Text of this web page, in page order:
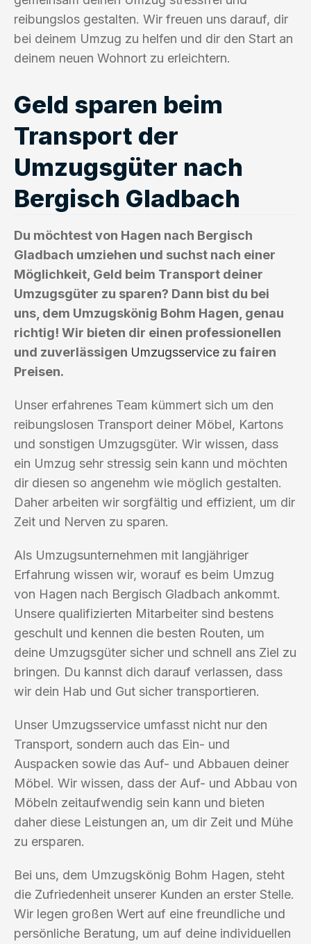
reibungslos gestalten. Wir freuen uns darauf, dir
bei deinem Umzug zu helfen und dir den Start an
deinem neuen Wohnort zu erleichtern.
Geld sparen beim
Transport der
Umzugsgüter nach
Bergisch Gladbach
Du möchtest von Hagen nach Bergisch
Gladbach umziehen und suchst nach einer
Möglichkeit, Geld beim Transport deiner
Umzugsgüter zu sparen? Dann bist du bei
uns, dem Umzugskönig Bohm Hagen, genau
richtig! Wir bieten dir einen professionellen
und zuverlässigen Umzugsservice zu fairen
Preisen.
Unser erfahrenes Team kümmert sich um den
reibungslosen Transport deiner Möbel, Kartons
und sonstigen Umzugsgüter. Wir wissen, dass
ein Umzug sehr stressig sein kann und möchten
dir diesen so angenehm wie möglich gestalten.
Daher arbeiten wir sorgfältig und effizient, um dir
Zeit und Nerven zu sparen.
Als Umzugsunternehmen mit langjähriger
Erfahrung wissen wir, worauf es beim Umzug
von Hagen nach Bergisch Gladbach ankommt.
Unsere qualifizierten Mitarbeiter sind bestens
geschult und kennen die besten Routen, um
deine Umzugsgüter sicher und schnell ans Ziel zu
bringen. Du kannst dich darauf verlassen, dass
wir dein Hab und Gut sicher transportieren.
Unser Umzugsservice umfasst nicht nur den
Transport, sondern auch das Ein- und
Auspacken sowie das Auf- und Abbauen deiner
Möbel. Wir wissen, dass der Auf- und Abbau von
Möbeln zeitaufwendig sein kann und bieten
daher diese Leistungen an, um dir Zeit und Mühe
zu ersparen.
Bei uns, dem Umzugskönig Bohm Hagen, steht
die Zufriedenheit unserer Kunden an erster Stelle.
Wir legen großen Wert auf eine freundliche und
persönliche Beratung, um auf deine individuellen